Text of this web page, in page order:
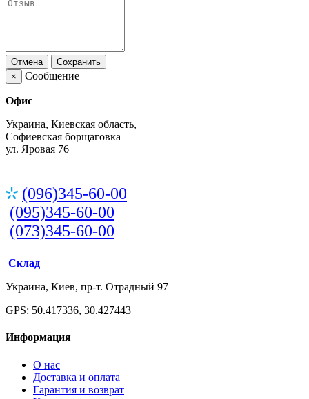
Отмена
Сохранить
×
Сообщение
Офис
Украина, Киевская область,
Софиевская борщаговка
ул. Яровая 76
(096)345-60-00
(095)345-60-00
(073)345-60-00
Склад
Украина, Киев, пр-т. Отрадный 97
GPS: 50.417336, 30.427443
Информация
О нас
Доставка и оплата
Гарантия и возврат